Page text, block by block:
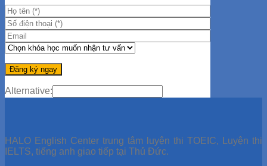
Alternative:
HALO English Center trung tâm luyện thi TOEIC, Luyện thi
IELTS, tiếng anh giao tiếp tại Thủ Đức.